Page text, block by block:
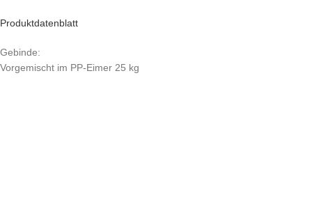
Produktdatenblatt
Gebinde:
Vorgemischt im PP-Eimer 25 kg